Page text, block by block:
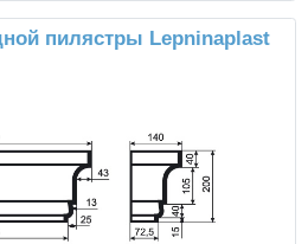
пилястры Lepninaplast